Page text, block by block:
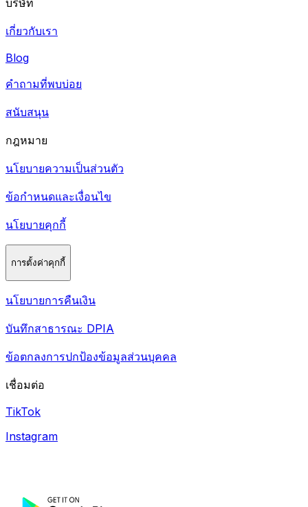
เกี่ยวกับเรา
Blog
คำถามที่พบบ่อย
สนับสนุน
กฎหมาย
นโยบายความเป็นส่วนตัว
ข้อกำหนดและเงื่อนไข
นโยบายคุกกี้
การตั้งค่าคุกกี้
นโยบายการคืนเงิน
บันทึกสาธารณะ DPIA
ข้อตกลงการปกป้องข้อมูลส่วนบุคคล
เชื่อมต่อ
TikTok
Instagram